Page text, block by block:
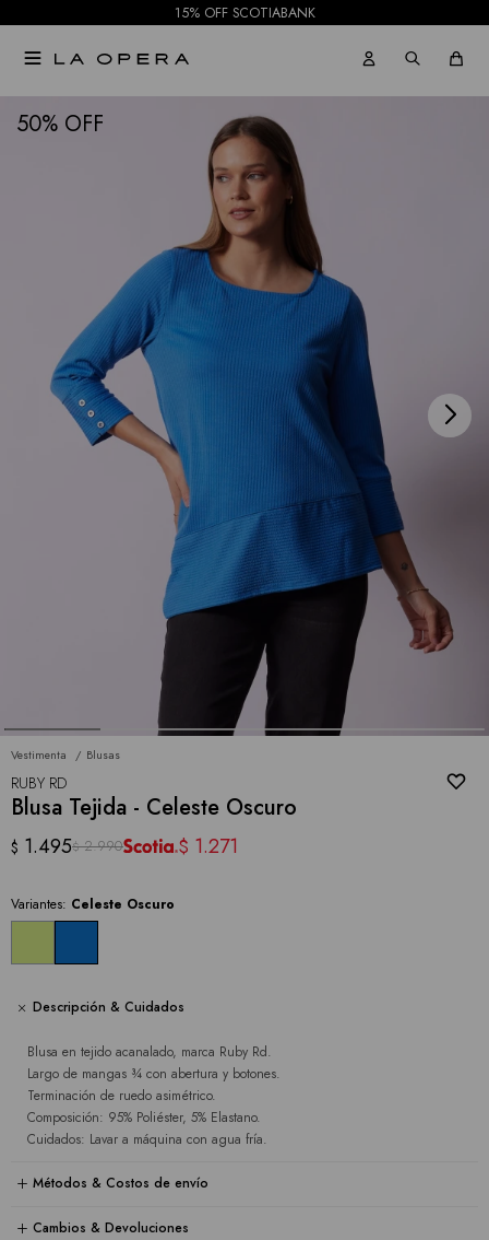
15% OFF SCOTIABANK

50
Vestimenta Blusas
RUBY RD
Blusa Tejida - Celeste Oscuro
$ 1.495$ 2.990 $ 1.271
Variantes: Celeste Oscuro
Descripción & Cuidados
Blusa en tejido acanalado, marca Ruby Rd.
Largo de mangas ¾ con abertura y botones.
Terminación de ruedo asimétrico.
Composición: 95% Poliéster, 5% Elastano.
Cuidados: Lavar a máquina con agua fría.
Métodos & Costos de envío
Cambios & Devoluciones
NOTIFICARME